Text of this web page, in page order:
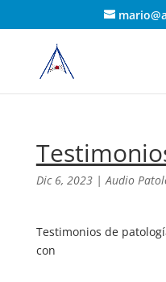
Dic 6, 2023|Audio
Testimonios de
con